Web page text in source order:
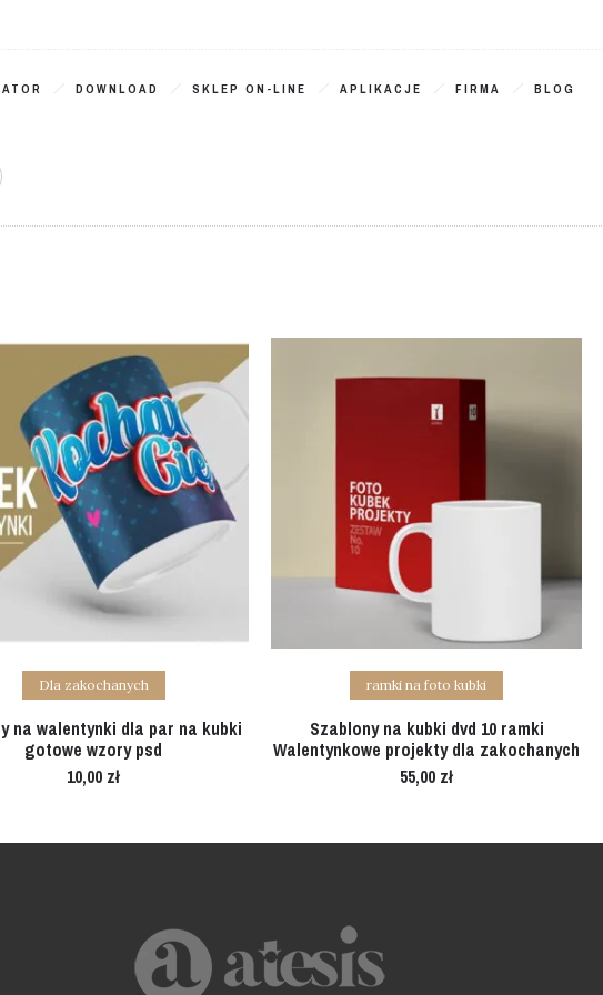
DOWNLOAD SKLEP ON-LINE APLIKACJE FIRMA BLOG
Add to cart
Dla zakochanych
na walentynki dla par na kubki
gotowe wzory psd
10,00 zł
Add to cart
ramki na foto kubki
Szablony na kubki dvd 10 ramki
Walentynkowe projekty dla zakochanych
55,00 zł